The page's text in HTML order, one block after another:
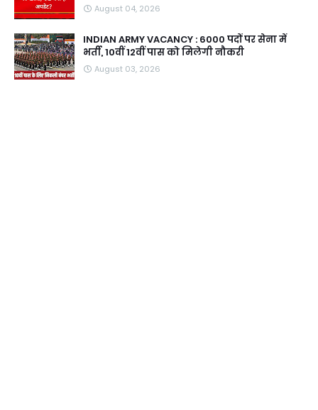
August 04, 2026
INDIAN ARMY VACANCY : 6000 पदों पर सेना में
भर्ती, 10वीं 12वीं पास को मिलेगी नौकरी
August 03, 2026